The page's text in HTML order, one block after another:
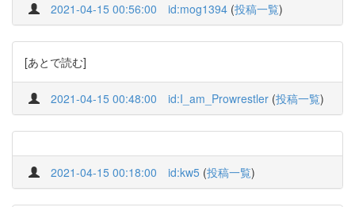
2021-04-15 00:56:00 id:mog1394 (投稿一覧)
[あとで読む]
2021-04-15 00:48:00 id:I_am_Prowrestler (投稿一覧)
2021-04-15 00:18:00 id:kw5 (投稿一覧)